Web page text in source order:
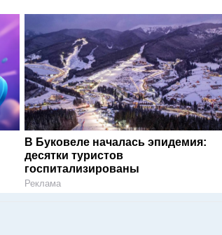
В Буковеле началась эпидемия:
десятки туристов
госпитализированы
Реклама